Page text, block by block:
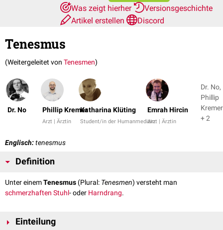
Was zeigt hierher
Versionsgeschichte
Artikel erstellen
Discord
Tenesmus
(Weitergeleitet von Tenesmen)
Dr. No Phillip Kremer
Arzt | Ärztin
Katharina Klüting
Student/in der Humanmedizin
Emrah Hircin
Arzt | Ärztin
Dr. No,
Phillip
Kremer
+ 2
Englisch:tenesmus
Definition
Unter einemTenesmus (Plural: Tenesmen) versteht man
schmerzhaften Stuhl- oder Harndrang.
Einteilung